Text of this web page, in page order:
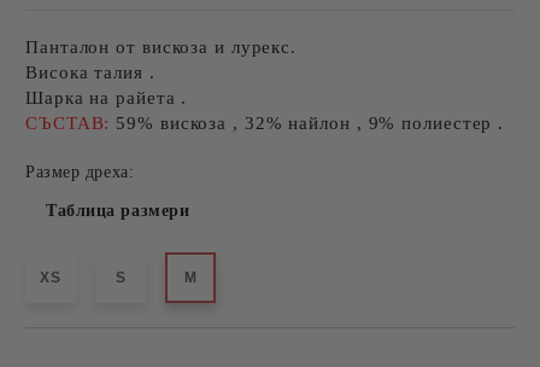
Панталон от вискоза и лурекс.
Висока талия .
Шарка на райета .
СЪСТАВ: 59% вискоза , 32% найлон , 9% полиестер .
Размер дреха:
Таблица размери
XS S M